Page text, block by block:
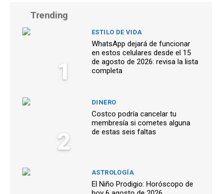
Trending
1
ESTILO DE VIDA
WhatsApp dejará de funcionar
en estos celulares desde el 15
de agosto de 2026: revisa la lista
completa
2
DINERO
Costco podría cancelar tu
membresía si cometes alguna
de estas seis faltas
ASTROLOGÍA
El Niño Prodigio: Horóscopo de